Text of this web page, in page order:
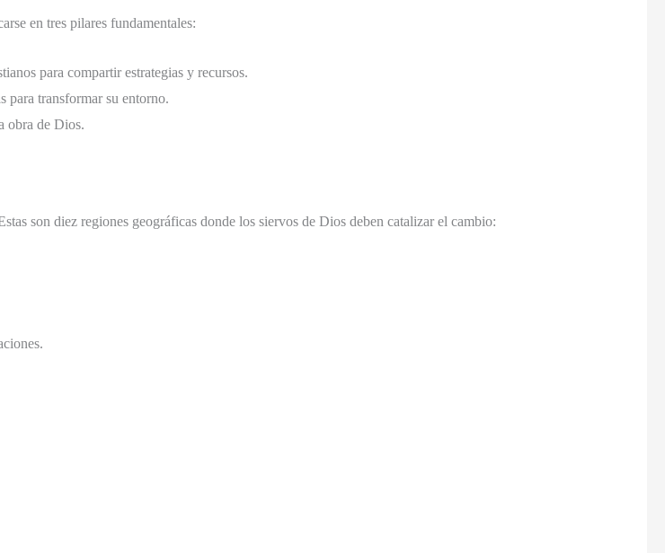
en tres pilares fundamentales:
para compartir estrategias y recursos.
para transformar su entorno.
obra de Dios.
son diez regiones geográficas donde los siervos de Dios deben catalizar el cambio: